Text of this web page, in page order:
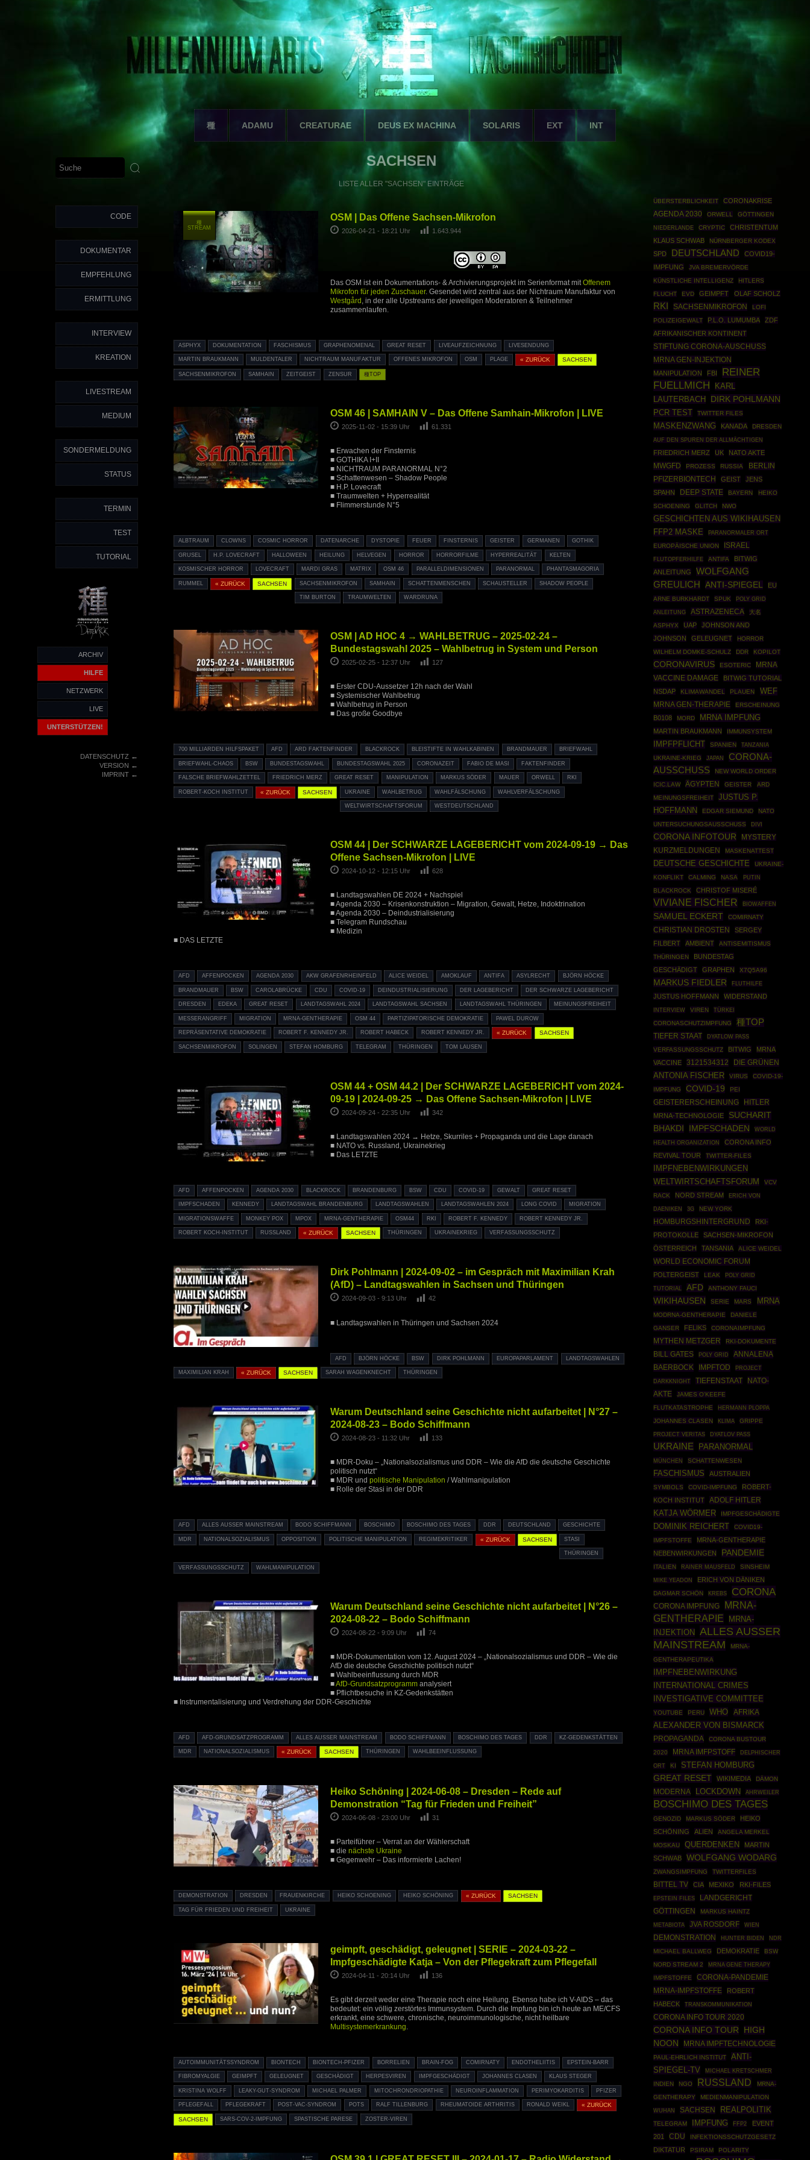
種 ADAMU CREATURAE DEUS EX MACHINA SOLARIS EXT INT
CODE
DOKUMENTAR
EMPFEHLUNG
ERMITTLUNG
INTERVIEW
KREATION
LIVESTREAM
MEDIUM
SONDERMELDUNG
STATUS
TERMIN
TEST
TUTORIAL
ARCHIV
HILFE
NETZWERK
LIVE
UNTERSTÜTZEN!
DATENSCHUTZ←
VERSION ←
IMPRINT←
SACHSEN
LISTE ALLER "SACHSEN" EINTRÄGE
OSM | Das Offene Sachsen-Mikrofon
2026-04-21 - 18:21 Uhr 1.643.944
Das OSM ist ein Dokumentations- & Archivierungsprojekt im Serienformat mitOffenem
Mikrofon für jeden Zuschauer. Gesendet wird zentral aus der Nichtraum Manufaktur von
Westgård , in der alle Upstreams der jeweiligen Moderatoren & Teilnehmer
zusammenlaufen.
ASPHYX DOKUMENTATION FASCHISMUS GRAPHENOMENAL GREAT RESET LIVEAUFZEICHNUNG LIVESENDUNG
MARTIN BRAUKMANN MULDENTALER NICHTRAUM MANUFAKTUR OFFENES MIKROFON OSM PLAGE « ZURÜCK SACHSEN
SACHSENMIKROFON SAMHAIN ZEITGEIST ZENSUR
種
STREAM
種TOP
OSM 46 | SAMHAIN V – Das Offene Samhain-Mikrofon | LIVE
2025-11-02 - 15:39 Uhr 61.331
■ Erwachen der Finsternis
■ GOTHIKA I+II
■ NICHTRAUM PARANORMAL N°2
■ Schattenwesen – Shadow People
■ H.P. Lovecraft
■ Traumwelten + Hyperrealität
■ Flimmerstunde N°5
ALBTRAUM CLOWNS COSMIC HORROR DATENARCHE DYSTOPIE FEUER FINSTERNIS GEISTER GERMANEN GOTHIK
GRUSEL H.P. LOVECRAFT HALLOWEEN HEILUNG HELVEGEN HORROR HORRORFILME HYPERREALITÄT KELTEN
KOSMISCHER HORROR LOVECRAFT MARDI GRAS MATRIX OSM 46 PARALLELDIMENSIONEN PARANORMAL PHANTASMAGORIA
RUMMEL « ZURÜCK SACHSEN SACHSENMIKROFON SAMHAIN SCHATTENMENSCHEN SCHAUSTELLER SHADOW PEOPLE
TIM BURTON TRAUMWELTEN WARDRUNA
OSM | AD HOC 4 → WAHLBETRUG – 2025-02-24 –
Bundestagswahl 2025 – Wahlbetrug in System und Person
2025-02-25 - 12:37 Uhr 127
■ Erster CDU-Aussetzer 12h nach der Wahl
■ Systemischer Wahlbetrug
■ Wahlbetrug in Person
■ Das große Goodbye
700 MILLIARDEN HILFSPAKET AFD ARD FAKTENFINDER BLACKROCK BLEISTIFTE IN WAHLKABINEN BRANDMAUER BRIEFWAHL
BRIEFWAHL-CHAOS BSW BUNDESTAGSWAHL BUNDESTAGSWAHL 2025 CORONAZEIT FABIO DE MASI FAKTENFINDER
FALSCHE BRIEFWAHLZETTEL FRIEDRICH MERZ GREAT RESET MANIPULATION MARKUS SÖDER MAUER ORWELL RKI
ROBERT-KOCH INSTITUT « ZURÜCK SACHSEN UKRAINE WAHLBETRUG WAHLFÄLSCHUNG WAHLVERFÄLSCHUNG
WELTWIRTSCHAFTSFORUM WESTDEUTSCHLAND
OSM 44 | Der SCHWARZE LAGEBERICHT vom 2024-09-19 → Das
Offene Sachsen-Mikrofon | LIVE
2024-10-12 - 12:15 Uhr 628
■ Landtagswahlen DE 2024 + Nachspiel
■ Agenda 2030 – Krisenkonstruktion – Migration, Gewalt, Hetze, Indoktrination
■ Agenda 2030 – Deindustrialisierung
■ Telegram Rundschau
■ Medizin
■ DAS LETZTE
AFD AFFENPOCKEN AGENDA 2030 AKW GRAFENRHEINFELD ALICE WEIDEL AMOKLAUF ANTIFA ASYLRECHT BJÖRN HÖCKE
BRANDMAUER BSW CAROLABRÜCKE CDU COVID-19 DEINDUSTRIALISIERUNG DER LAGEBERICHT DER SCHWARZE LAGEBERICHT
DRESDEN EDEKA GREAT RESET LANDTAGSWAHL 2024 LANDTAGSWAHL SACHSEN LANDTAGSWAHL THÜRINGEN MEINUNGSFREIHEIT
MESSERANGRIFF MIGRATION MRNA-GENTHERAPIE OSM 44 PARTIZIPATORISCHE DEMOKRATIE PAWEL DUROW
REPRÄSENTATIVE DEMOKRATIE ROBERT F. KENNEDY JR. ROBERT HABECK ROBERT KENNEDY JR. « ZURÜCK SACHSEN
SACHSENMIKROFON SOLINGEN STEFAN HOMBURG TELEGRAM THÜRINGEN TOM LAUSEN
OSM 44 + OSM 44.2 | Der SCHWARZE LAGEBERICHT vom 2024-
09-19 | 2024-09-25 → Das Offene Sachsen-Mikrofon | LIVE
2024-09-24 - 22:35 Uhr 342
■ Landtagswahlen 2024 → Hetze, Skurriles + Propaganda und die Lage danach
■ NATO vs. Russland, Ukrainekrieg
■ Das LETZTE
AFD AFFENPOCKEN AGENDA 2030 BLACKROCK BRANDENBURG BSW CDU COVID-19 GEWALT GREAT RESET
IMPFSCHADEN KENNEDY LANDTAGSWAHL BRANDENBURG LANDTAGSWAHLEN LANDTAGSWAHLEN 2024 LONG COVID MIGRATION
MIGRATIONSWAFFE MONKEY POX MPOX MRNA-GENTHERAPIE OSM44 RKI ROBERT F. KENNEDY ROBERT KENNEDY JR.
ROBERT KOCH-INSTITUT RUSSLAND « ZURÜCK SACHSEN THÜRINGEN UKRAINEKRIEG VERFASSUNGSSCHUTZ
Dirk Pohlmann | 2024-09-02 – im Gespräch mit Maximilian Krah
(AfD) – Landtagswahlen in Sachsen und Thüringen
2024-09-03 - 9:13 Uhr 42
■ Landtagswahlen in Thüringen und Sachsen 2024
AFD BJÖRN HÖCKE BSW DIRK POHLMANN EUROPAPARLAMENT LANDTAGSWAHLEN
MAXIMILIAN KRAH « ZURÜCK SACHSEN SARAH WAGENKNECHT THÜRINGEN
Warum Deutschland seine Geschichte nicht aufarbeitet | N°27 –
2024-08-23 – Bodo Schiffmann
2024-08-23 - 11:32 Uhr 133
■ MDR-Doku – „Nationalsozialismus und DDR – Wie die AfD die deutsche Geschichte
politisch nutzt“
■ MDR und politische Manipulation / Wahlmanipulation
■ Rolle der Stasi in der DDR
AFD ALLES AUSSER MAINSTREAM BODO SCHIFFMANN BOSCHIMO BOSCHIMO DES TAGES DDR DEUTSCHLAND GESCHICHTE
MDR NATIONALSOZIALISMUS OPPOSITION POLITISCHE MANIPULATION REGIMEKRITIKER « ZURÜCK SACHSEN STASI
THÜRINGEN
VERFASSUNGSSCHUTZ WAHLMANIPULATION
Warum Deutschland seine Geschichte nicht aufarbeitet | N°26 –
2024-08-22 – Bodo Schiffmann
2024-08-22 - 9:09 Uhr 74
■ MDR-Dokumentation vom 12. August 2024 – „Nationalsozialismus und DDR – Wie die
AfD die deutsche Geschichte politisch nutzt“
■ Wahlbeeinflussung durch MDR
■AfD-Grundsatzprogrammanalysiert
■ Pflichtbesuche in KZ-Gedenkstätten
■ Instrumentalisierung und Verdrehung der DDR-Geschichte
AFD AFD-GRUNDSATZPROGRAMM ALLES AUSSER MAINSTREAM BODO SCHIFFMANN BOSCHIMO DES TAGES DDR KZ-GEDENKSTÄTTEN
MDR NATIONALSOZIALISMUS « ZURÜCK SACHSEN THÜRINGEN WAHLBEEINFLUSSUNG
Heiko Schöning | 2024-06-08 – Dresden – Rede auf
Demonstration “Tag für Frieden und Freiheit”
2024-06-08 - 23:00 Uhr 31
■ Parteiführer – Verrat an der Wählerschaft
■ die nächste Ukraine
■ Gegenwehr – Das informierte Lachen!
DEMONSTRATION DRESDEN FRAUENKIRCHE HEIKO SCHOENING HEIKO SCHÖNING « ZURÜCK SACHSEN
TAG FÜR FRIEDEN UND FREIHEIT UKRAINE
geimpft, geschädigt, geleugnet | SERIE – 2024-03-22 –
Impfgeschädigte Katja – Von der Pflegekraft zum Pflegefall
2024-04-11 - 20:14 Uhr 136
Es gibt derzeit weder eine Therapie noch eine Heilung. Ebenso habe ich V-AIDS – das
bedeutet: ein völlig zerstörtes Immunsystem. Durch die Impfung bin ich heute an ME/CFS
erkrankt, eine schwere, chronische, neuroimmunologische, nicht heilbare
Multisystemerkrankung.
AUTOIMMUNITÄTSSYNDROM BIONTECH BIONTECH-PFIZER BORRELIEN BRAIN-FOG COMIRNATY ENDOTHELIITIS EPSTEIN-BARR
FIBROMYALGIE GEIMPFT GELEUGNET GESCHÄDIGT HERPESVIREN IMPFGESCHÄDIGT JOHANNES CLASEN KLAUS STEGER
KRISTINA WOLFF LEAKY-GUT-SYNDROM MICHAEL PALMER MITOCHRONDRIOPATHIE NEUROINFLAMMATION PERIMYOKARDITIS PFIZER
PFLEGEFALL PFLEGEKRAFT POST-VAC-SYNDROM POTS RALF TILLENBURG RHEUMATOIDE ARTHRITIS RONALD WEIKL « ZURÜCK
SACHSEN SARS-COV-2-IMPFUNG SPASTISCHE PARESE ZOSTER-VIREN
ÜBERSTERBLICHKEIT CORONAKRISE
AGENDA 2030 ORWELL GÖTTINGEN
NIEDERLANDE CRYPTIC
CHRISTENTUM
KLAUS SCHWAB
NÜRNBERGER KODEX
SPD DEUTSCHLAND
COVID19-
IMPFUNG
JVA BREMERVÖRDE
KÜNSTLICHE INTELLIGENZ
HITLERS
FLUCHT
EVD GEIMPFT OLAF SCHOLZ
RKI SACHSENMIKROFON
LOFI
POLIZEIGEWALT
P.L.O. LUMUMBA
ZDF
AFRIKANISCHER KONTINENT
STIFTUNG CORONA-AUSCHUSS
MRNA GEN-INJEKTION
MANIPULATION FBI
REINER
FUELLMICH
KARL
LAUTERBACH
DIRK POHLMANN
PCR TEST TWITTER FILES
MASKENZWANG KANADA DRESDEN
AUF DEN SPUREN DER ALLMÄCHTIGEN
FRIEDRICH MERZ UK NATO AKTE
MWGFD PROZESS RUSSIA
BERLIN
PFIZERBIONTECH
GEIST
JENS
SPAHN
DEEP STATE BAYERN
HEIKO
SCHOENING
GLITCH NWO
GESCHICHTEN AUS WIKIHAUSEN
FFP2 MASKE PARANORMALER ORT
EUROPÄISCHE UNION ISRAEL
FLUTOPFERHILFE ANTIFA
BITWIG
ANLEITUNG
WOLFGANG
GREULICH
ANTI-SPIEGEL EU
ARNE BURKHARDT SPUK
POLY GRID
ANLEITUNG
ASTRAZENECA
大名
ASPHYX
UAP
JOHNSON AND
JOHNSON
GELEUGNET
HORROR
WILHELM DOMKE-SCHULZ
DDR KOPILOT
CORONAVIRUS ESOTERIC
MRNA
VACCINE DAMAGE
BITWIG TUTORIAL
NSDAP
KLIMAWANDEL PLAUEN
WEF
MRNA GEN-THERAPIE
ERSCHEINUNG
B0108 MORD MRNA IMPFUNG
MARTIN BRAUKMANN IMMUNSYSTEM
IMPFPFLICHT SPANIEN TANZANIA
UKRAINE-KRIEG JAPAN
CORONA-
AUSSCHUSS
NEW WORLD ORDER
ICIC.LAW
ÄGYPTEN GEISTER
ARD
MEINUNGSFREIHEIT
JUSTUS P.
HOFFMANN
EDGAR SIEMUND
NATO
UNTERSUCHUNGSAUSSCHUSS
DIVI
CORONA INFOTOUR
MYSTERY
KURZMELDUNGEN
MASKENATTEST
DEUTSCHE GESCHICHTE
UKRAINE-
KONFLIKT
CALMING NASA
PUTIN
BLACKROCK
CHRISTOF MISERÉ
VIVIANE FISCHER BIOWAFFEN
SAMUEL ECKERT COMIRNATY
CHRISTIAN DROSTEN
SERGEY
FILBERT
AMBIENT
ANTISEMITISMUS
THÜRINGEN
BUNDESTAG
GESCHÄDIGT
GRAPHEN X7Q5A96
MARKUS FIEDLER FLUTHILFE
JUSTUS HOFFMANN WIDERSTAND
INTERVIEW VIREN
TÜRKEI
CORONASCHUTZIMPFUNG
種TOP
TIEFER STAAT DYATLOW PASS
VERFASSUNGSSCHUTZ BITWIG
MRNA
VACCINE
3121534312 DIE GRÜNEN
ANTONIA FISCHER VIRUS
COVID-19-
IMPFUNG
COVID-19 PEI
GEISTERERSCHEINUNG HITLER
MRNA-TECHNOLOGIE
SUCHARIT
BHAKDI
IMPFSCHADEN
WORLD
HEALTH ORGANIZATION
CORONA INFO
REVIVAL TOUR
TWITTER-FILES
IMPFNEBENWIRKUNGEN
WELTWIRTSCHAFTSFORUM
VCV
RACK
NORD STREAM ERICH VON
DAENIKEN 3G NEW YORK
HOMBURGSHINTERGRUND
RKI-
PROTOKOLLE
SACHSEN-MIKROFON
ÖSTERREICH
TANSANIA ALICE WEIDEL
WORLD ECONOMIC FORUM
POLTERGEIST LEAK
POLY GRID
TUTORIAL
AFD ANTHONY FAUCI
WIKIHAUSEN SERIE MARS MRNA
MODRNA-GENTHERAPIE
DANIELE
GANSER
FELIKS CORONAIMPFUNG
MYTHEN METZGER RKI-DOKUMENTE
BILL GATES POLY GRID
ANNALENA
BAERBOCK
IMPFTOD
PROJECT
DARKKNIGHT
TIEFENSTAAT
NATO-
AKTE
JAMES O'KEEFE
FLUTKATASTROPHE
HERMANN PLOPPA
JOHANNES CLASEN
KLIMA GRIPPE
PROJECT VERITAS DYATLOV PASS
UKRAINE PARANORMAL
MÜNCHEN SCHATTENWESEN
FASCHISMUS AUSTRALIEN
SYMBOLS COVID-IMPFUNG
ROBERT-
KOCH INSTITUT
ADOLF HITLER
KATJA WÖRMER
IMPFGESCHÄDIGTE
DOMINIK REICHERT
COVID19-
IMPFSTOFFE
MRNA-GENTHERAPIE
NEBENWIRKUNGEN
PANDEMIE
ITALIEN RAINER MAUSFELD SINSHEIM
MIKE YEADON ERICH VON DÄNIKEN
DAGMAR SCHÖN KREBS CORONA
CORONA IMPFUNG
MRNA-
GENTHERAPIE
MRNA-
INJEKTION
ALLES AUSSER
MAINSTREAM
MRNA-
GENTHERAPEUTIKA
IMPFNEBENWIRKUNG
INTERNATIONAL CRIMES
INVESTIGATIVE COMMITTEE
YOUTUBE PERU WHO AFRIKA
ALEXANDER VON BISMARCK
PROPAGANDA
CORONA BUSTOUR
2020
MRNA IMFPSTOFF DELPHISCHER
ORT KI STEFAN HOMBURG
GREAT RESET WIKIMEDIA DÄMON
MODERNA LOCKDOWN AHRWEILER
BOSCHIMO DES TAGES
GENOZID MARKUS SÖDER
HEIKO
SCHÖNING
ALIEN
ANGELA MERKEL
MOSKAU
QUERDENKEN
MARTIN
SCHWAB
WOLFGANG WODARG
ZWANGSIMPFUNG TWITTERFILES
BITTEL TV CIA MEXIKO RKI-FILES
EPSTEIN FILES
LANDGERICHT
GÖTTINGEN
MARKUS HAINTZ
METABIOTA JVA ROSDORF WIEN
DEMONSTRATION HUNTER BIDEN NDR
MICHAEL BALLWEG DEMOKRATIE
BSW
NORD STREAM 2
MRNA GENE THERAPY
IMPFSTOFFE
CORONA-PANDEMIE
MRNA-IMPFSTOFFE
ROBERT
HABECK
TRANSKOMMUNIKATION
CORONA INFO TOUR 2020
CORONA INFO TOUR
HIGH
NOON
MRNA IMPFTECHNOLOGIE
PAUL-EHRLICH INSTITUT
ANTI-
SPIEGEL-TV
MICHAEL KRETSCHMER
INDIEN NGO RUSSLAND
MRNA-
GENTHERAPY
MEDIENMANIPULATION
WUHAN SACHSEN REALPOLITIK
TELEGRAM IMPFUNG FFP2
EVENT
201
CDU INFEKTIONSSCHUTZGESETZ
DIKTATUR PSIRAM POLARITY